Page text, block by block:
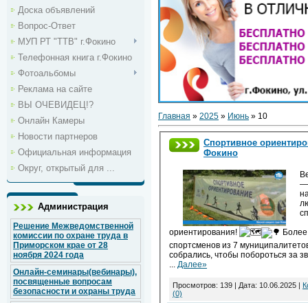
Доска объявлений
Вопрос-Ответ
МУП РТ "ТТВ" г.Фокино
Телефонная книга г.Фокино
Фотоальбомы
Реклама на сайте
ВЫ ОЧЕВИДЕЦ!?
Онлайн Камеры
Новости партнеров
Официальная информация
Округ, открытый для ...
Администрация
Решение Межведомственной
комиссии по охране труда в
Приморском крае от 28
ноября 2024 года
Онлайн-семинары(вебинары),
посвященные вопросам
безопасности и охраны труда
Главная » 2025 » Июнь » 10
Спортивное
Фокино
—
ориентирования!
спортсменов из 7
собрались, чтобы побороться за
... Далее»
Просмотров: 139 | Дата: 10.06.2025 |
(0)